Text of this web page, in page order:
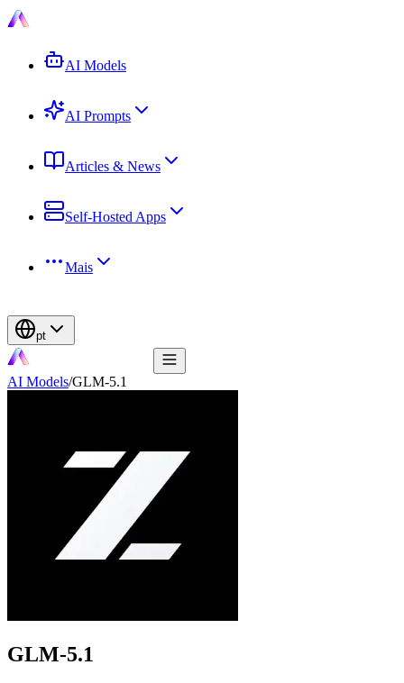
AI Models
AI Prompts
Articles & News
Self-Hosted Apps
Mais
pt
AI Models/GLM-5.1
GLM-5.1